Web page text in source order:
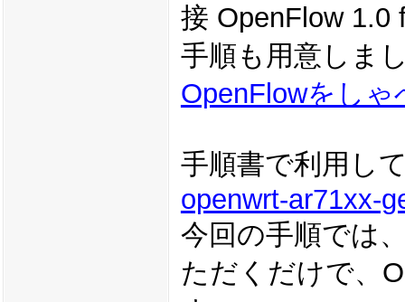
接 OpenFlow 1.0
手順も用意しま
OpenFlowをしゃ
手順書で利用し
openwrt-ar71xx-
今回の手順では
ただくだけで、